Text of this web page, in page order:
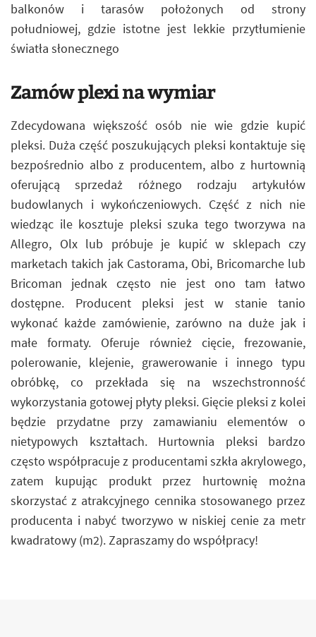
balkonów i tarasów położonych od strony
południowej, gdzie istotne jest lekkie przytłumienie
światła słonecznego
Zamów plexi na wymiar
Zdecydowana większość osób nie wie gdzie kupić
pleksi. Duża część poszukujących pleksi kontaktuje się
bezpośrednio albo z producentem, albo z hurtownią
oferującą sprzedaż różnego rodzaju artykułów
budowlanych i wykończeniowych. Część z nich nie
wiedząc ile kosztuje pleksi szuka tego tworzywa na
Allegro, Olx lub próbuje je kupić w sklepach czy
marketach takich jak Castorama, Obi, Bricomarche lub
Bricoman jednak często nie jest ono tam łatwo
dostępne. Producent pleksi jest w stanie tanio
wykonać każde zamówienie, zarówno na duże jak i
małe formaty. Oferuje również cięcie, frezowanie,
polerowanie, klejenie, grawerowanie i innego typu
obróbkę, co przekłada się na wszechstronność
wykorzystania gotowej płyty pleksi. Gięcie pleksi z kolei
będzie przydatne przy zamawianiu elementów o
nietypowych kształtach. Hurtownia pleksi bardzo
często współpracuje z producentami szkła akrylowego,
zatem kupując produkt przez hurtownię można
skorzystać z atrakcyjnego cennika stosowanego przez
producenta i nabyć tworzywo w niskiej cenie za metr
kwadratowy (m2). Zapraszamy do współpracy!